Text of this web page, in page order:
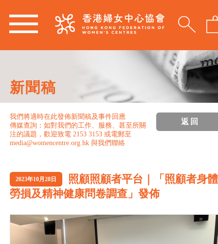
新聞稿
我們將適時在此發佈新聞稿及事件回應
傳媒查詢：如對我們的工作、服務、甚至所關
注的議題，歡迎致電 2153 3153 或電郵至
media@womencentre.org.hk 與我們聯絡
返回
2023年10月28日
照顧照顧者平台｜「照顧者身體
勞損及精神健康問卷調查」發佈